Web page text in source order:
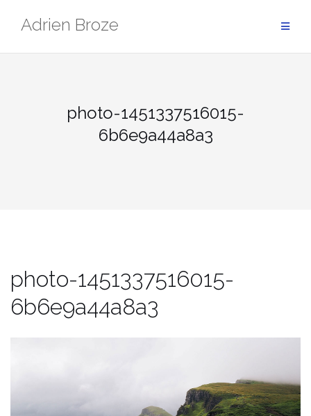
Adrien Broze
photo-1451337516015-
6b6e9a44a8a3
photo-1451337516015-
6b6e9a44a8a3